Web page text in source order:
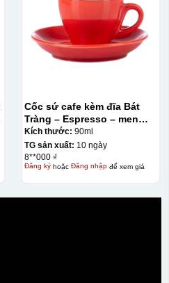
Cốc sứ cafe kèm đĩa Bát
Tràng – Espresso – men
màu – 90ml
Kích thước: 90ml
TG sản xuất: 10 ngày
8**000 ₫
Đăng kýhoặc Đăng nhậpđể xem giá